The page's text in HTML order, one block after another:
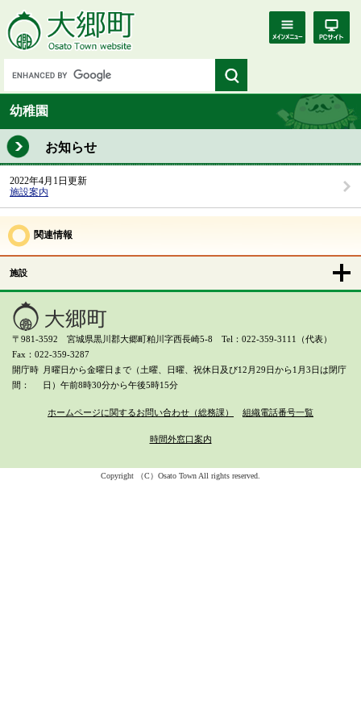
幼稚園
お知らせ
2022年4月1日更新
施設案内
関連情報
施設
〒981-3592 宮城県黒川郡大郷町粕川字西長崎5-8 Tel：022-359-3111（代表）
Fax：022-359-3287
開庁時
間
月曜日から金曜日まで（土曜、日曜、祝休日及び12月29日から1月3日は閉庁
日） 午前8時30分から午後5時15分
ホームページに関するお問い合わせ（総務課） 組織電話番号一覧
時間外窓口案内
Copyright （C）Osato Town All rights reserved.